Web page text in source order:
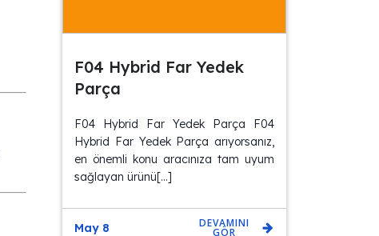
F04 Hybrid Far Yedek
Parça
F04 Hybrid Far Yedek Parça F04
Hybrid Far Yedek Parça arıyorsanız,
en önemli konu aracınıza tam uyum
sağlayan ürünü[…]
May 8 DEVAMINI
GÖR